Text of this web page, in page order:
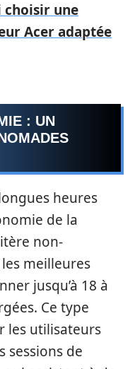
choisir une
Acer adaptée
: UN
heures
de la
non-
meilleures
jusqu’à 18 à
Ce type
les utilisateurs
sessions de